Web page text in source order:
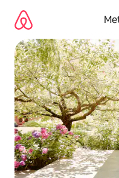
directement
contenu